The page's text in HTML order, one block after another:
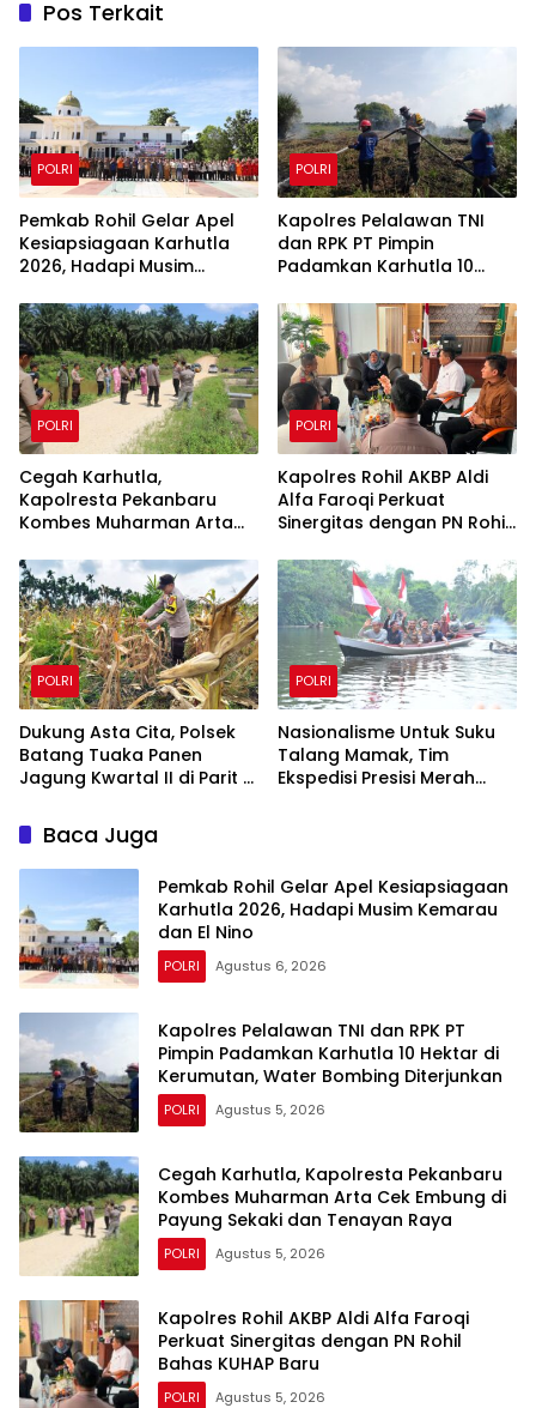
Pos Terkait
POLRI
Pemkab Rohil Gelar Apel
Kesiapsiagaan Karhutla
2026, Hadapi Musim
POLRI
Kapolres Pelalawan TNI
dan RPK PT Pimpin
Padamkan Karhutla 10
Water Bombing Diterjunkan
POLRI
Cegah Karhutla,
Kapolresta Pekanbaru
Kombes Muharman Arta
Sekaki dan Tenayan Raya
POLRI
Kapolres Rohil AKBP Aldi
Alfa Faroqi Perkuat
Sinergitas dengan PN Rohil
POLRI
Dukung Asta Cita, Polsek
Batang Tuaka Panen
Jagung Kwartal II di Parit 8
POLRI
Nasionalisme Untuk Suku
Talang Mamak, Tim
Ekspedisi Presisi Merah
Baca Juga
Pemkab Rohil Gelar Apel Kesiapsiagaan
Karhutla 2026, Hadapi Musim Kemarau
dan El Nino
POLRI Agustus 6, 2026
Kapolres Pelalawan TNI dan RPK PT
Pimpin Padamkan Karhutla 10 Hektar di
Kerumutan, Water Bombing Diterjunkan
POLRI Agustus 5, 2026
Cegah Karhutla, Kapolresta Pekanbaru
Kombes Muharman Arta Cek Embung di
Payung Sekaki dan Tenayan Raya
POLRI Agustus 5, 2026
Kapolres Rohil AKBP Aldi Alfa Faroqi
Perkuat Sinergitas dengan PN Rohil
Bahas KUHAP Baru
POLRI Agustus 5, 2026